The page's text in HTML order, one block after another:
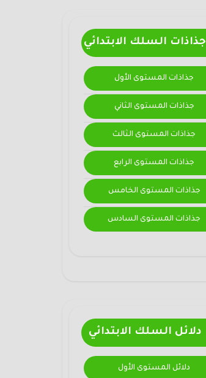
جذاذات السلك الابتدائي
جذاذات المستوى الأول
جذاذات المستوى الثاني
جذاذات المستوى الثالث
جذاذات المستوى الرابع
جذاذات المستوى الخامس
جذاذات المستوى السادس
دلائل السلك الابتدائي
دلائل المستوى الأول